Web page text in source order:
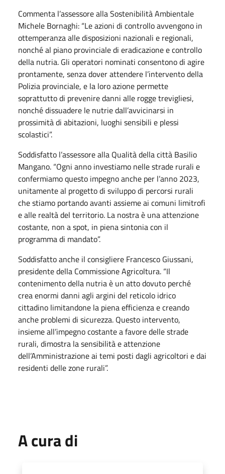
Commenta l’assessore alla Sostenibilità Ambientale
Michele Bornaghi: “Le azioni di controllo avvengono in
ottemperanza alle disposizioni nazionali e regionali,
nonché al piano provinciale di eradicazione e controllo
della nutria. Gli operatori nominati consentono di agire
prontamente, senza dover attendere l’intervento della
Polizia provinciale, e la loro azione permette
soprattutto di prevenire danni alle rogge trevigliesi,
nonché dissuadere le nutrie dall’avvicinarsi in
prossimità di abitazioni, luoghi sensibili e plessi
scolastici”.
Soddisfatto l’assessore alla Qualità della città Basilio
Mangano. “Ogni anno investiamo nelle strade rurali e
confermiamo questo impegno anche per l’anno 2023,
unitamente al progetto di sviluppo di percorsi rurali
che stiamo portando avanti assieme ai comuni limitrofi
e alle realtà del territorio. La nostra è una attenzione
costante, non a spot, in piena sintonia con il
programma di mandato”.
Soddisfatto anche il consigliere Francesco Giussani,
presidente della Commissione Agricoltura. “Il
contenimento della nutria è un atto dovuto perché
crea enormi danni agli argini del reticolo idrico
cittadino limitandone la piena efficienza e creando
anche problemi di sicurezza. Questo intervento,
insieme all’impegno costante a favore delle strade
rurali, dimostra la sensibilità e attenzione
dell’Amministrazione ai temi posti dagli agricoltori e dai
residenti delle zone rurali”.
A cura di